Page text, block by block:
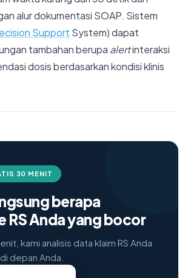
alur dokumentasi SOAP. Sistem
Support System) dapat
tambahan berupa alertinteraksi
dosis berdasarkan kondisi klinis
30 MENIT
berapa
RS Anda yang bocor
kami analisis data klaim RS Anda
depan Anda.